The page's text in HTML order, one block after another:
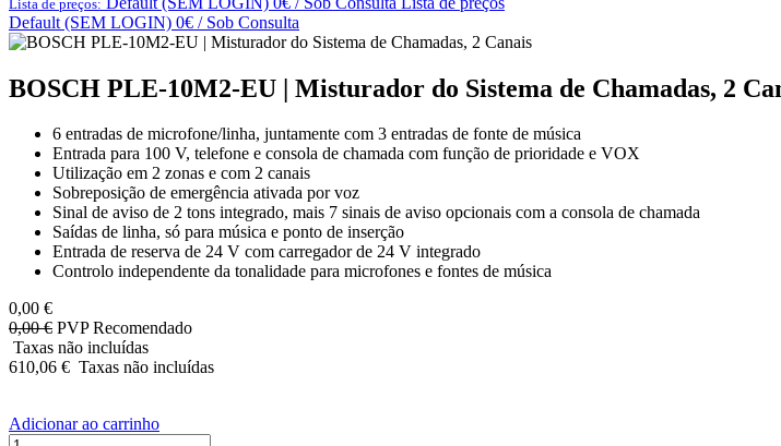
Lista de preços:
Default (SEM LOGIN) 0€ / Sob Consulta
BOSCH PLE-10M2-EU | Misturador do Sistema de Chamadas, 2
6 entradas de microfone/linha, juntamente com 3 entradas de fonte de música
Entrada para 100 V, telefone e consola de chamada com função de prioridade e VOX
Utilização em 2 zonas e com 2 canais
Sobreposição de emergência ativada por voz
Sinal de aviso de 2 tons integrado, mais 7 sinais de aviso opcionais com a consola de chamada
Saídas de linha, só para música e ponto de inserção
Entrada de reserva de 24 V com carregador de 24 V integrado
Controlo independente da tonalidade para microfones e fontes de música
0,00 €
0,00€ PVP Recomendado
Taxas não incluídas
610,06 € Taxas não incluídas
Adicionar ao carrinho